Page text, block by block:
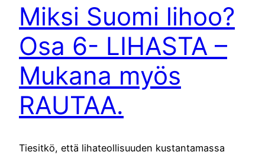
Miksi Suomi lihoo?
Osa 6- LIHASTA –
Mukana myös
RAUTAA.
Tiesitkö, että lihateollisuuden kustantamassa